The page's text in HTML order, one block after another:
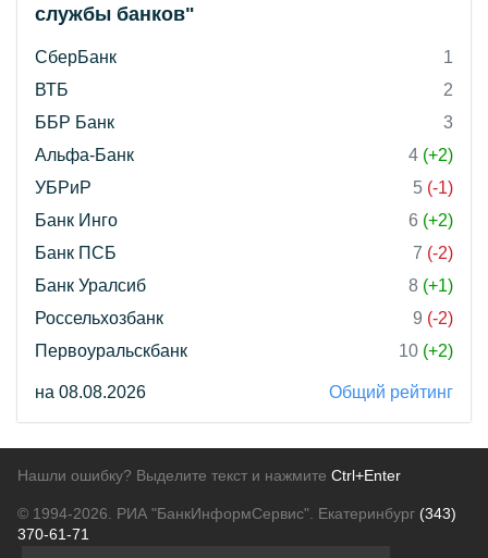
службы банков"
СберБанк
1
ВТБ
2
ББР Банк
3
Альфа-Банк
4 (+2)
УБРиР
5 (-1)
Банк Инго
6 (+2)
Банк ПСБ
7 (-2)
Банк Уралсиб
8 (+1)
Россельхозбанк
9 (-2)
Первоуральскбанк
10 (+2)
на 08.08.2026 Общий рейтинг
Нашли ошибку? Выделите текст и нажмите Ctrl+Enter
© 1994-2026. РИА "БанкИнформСервис". Екатеринбург (343)
370-61-71